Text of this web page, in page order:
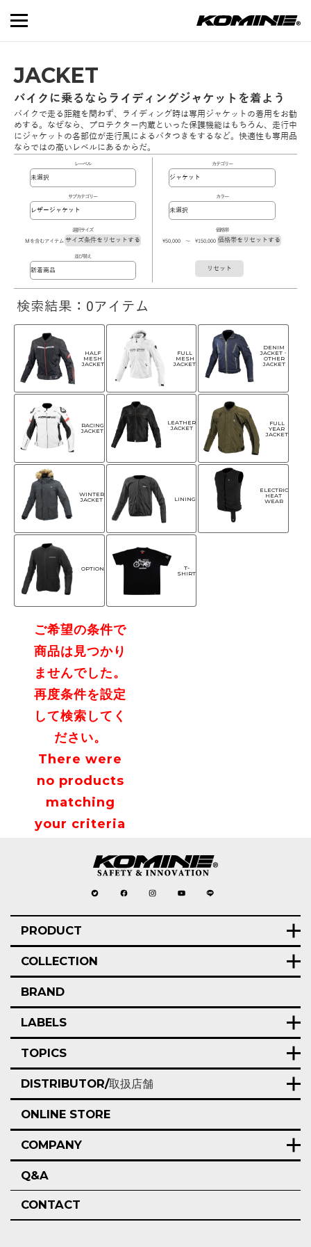
JACKET
バイクに乗るならライディングジャケットを着よう
バイクで走る距離を問わず、ライディング時は専用ジャケットの着用をお勧
めする。なぜなら、プロテクター内蔵といった保護機能はもちろん、走行中
にジャケットの各部位が走行風によるバタつきをするなど。快適性も専用品
ならではの高いレベルにあるからだ。
レーベル カテゴリー
サブカテゴリー カラー
選択サイズ
Mを含むアイテム サイズ条件をリセットする
価格帯
\50,000 ～ \150,000 価格帯をリセットする
並び替え
リセット
検索結果：0アイテム
HALF
MESH
JACKET
FULL
MESH
JACKET
DENIM
JACKET・
OTHER
JACKET
RACING
JACKET
LEATHER
JACKET
FULL
YEAR
JACKET
WINTER
JACKET
LINING
ELECTRIC
HEAT
WEAR
OPTION
T-
SHIRT
ご希望の条件で
商品は見つかり
ませんでした。
再度条件を設定
して検索してく
ださい。
There were
no products
matching
your criteria
PRODUCT
COLLECTION
BRAND
LABELS
TOPICS
DISTRIBUTOR/取扱店舗
ONLINE STORE
COMPANY
Q&A
CONTACT